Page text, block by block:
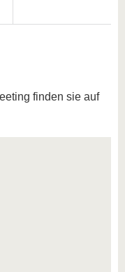
finden sie auf